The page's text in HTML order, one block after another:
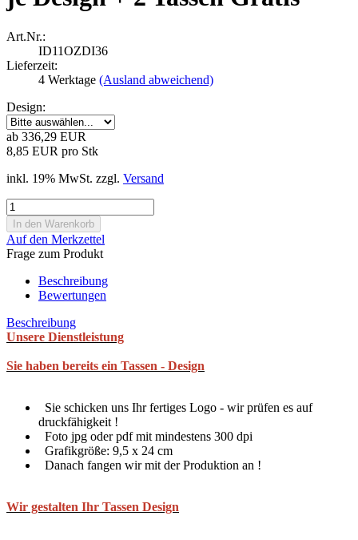
Art.Nr.:
ID11OZDI36
Lieferzeit:
4 Werktage (Ausland abweichend)
Design:
ab 336,29 EUR
8,85 EUR pro Stk
inkl. 19% MwSt. zzgl. Versand
Auf den Merkzettel
Frage zum Produkt
Beschreibung
Bewertungen
Beschreibung
Unsere Dienstleistung
Sie haben bereits ein Tassen - Design
Sie schicken uns Ihr fertiges Logo - wir prüfen es auf
druckfähigkeit !
Foto jpg oder pdf mit mindestens 300 dpi
Grafikgröße: 9,5 x 24 cm
Danach fangen wir mit der Produktion an !
Wir gestalten Ihr Tassen Design